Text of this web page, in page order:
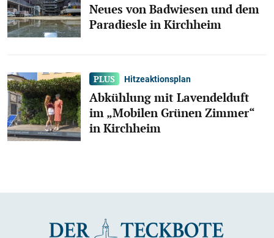
Neues von Badwiesen und dem
Paradiesle in Kirchheim
Hitzeaktionsplan
Abkühlung mit Lavendelduft
im „Mobilen Grünen Zimmer“
in Kirchheim